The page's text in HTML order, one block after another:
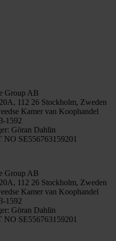
Group AB
112 26 Stockholm, Zweden
Kamer van Koophandel
1592
Göran Dahlin
NO SE556763159201
Group AB
112 26 Stockholm, Zweden
Kamer van Koophandel
1592
Göran Dahlin
NO SE556763159201